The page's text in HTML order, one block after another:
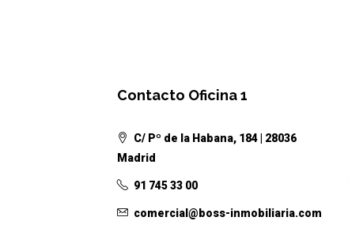
Contacto Oficina 1
C/ Pº de la Habana, 184 | 28036
Madrid
91 745 33 00
comercial@boss-inmobiliaria.com